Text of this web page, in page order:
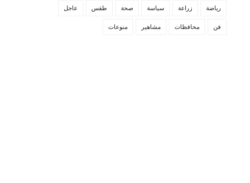
رياضة زراعة سياسة صحة طقس عاجل
فن محافظات مشاهير منوعات